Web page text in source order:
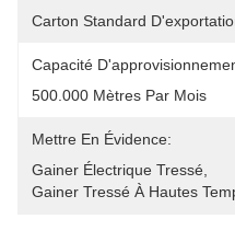
Carton Standard
Capacité
500.000 Mètres Par Mois
Mettre En Évidence:
Gainer Électrique Tressé
Gainer Tressé À Hautes